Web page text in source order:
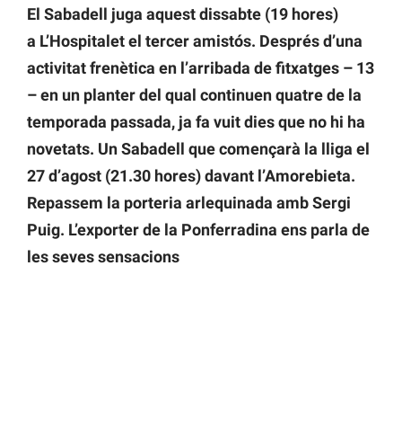
El Sabadell juga aquest dissabte (19 hores)
a L’Hospitalet el tercer amistós. Després d’una
activitat frenètica en l’arribada de fitxatges – 13
– en un planter del qual continuen quatre de la
temporada passada, ja fa vuit dies que no hi ha
novetats. Un Sabadell que començarà la lliga el
27 d’agost (21.30 hores) davant l’Amorebieta.
Repassem la porteria arlequinada amb Sergi
Puig. L’exporter de la Ponferradina ens parla de
les seves sensacions